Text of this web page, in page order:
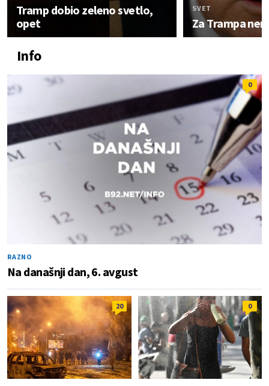
Tramp dobio zeleno svetlo,
opet
SVET
Za Trampa
Info
0
RAZNO
Na današnji dan, 6. avgust
20 0